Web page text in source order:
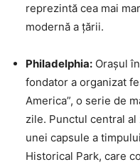
reprezintă cea mai
modernă a țării.
Philadelphia: Orașul
fondator a organizat
America”, o serie de
zile. Punctul central
unei capsule a
Historical Park, care